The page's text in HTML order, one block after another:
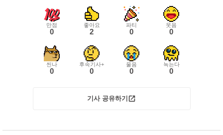
만점
0
좋아요
2
파티
0
웃음
0
씬나
0
후속기사+
0
울음
0
녹는다
0
기사 공유하기